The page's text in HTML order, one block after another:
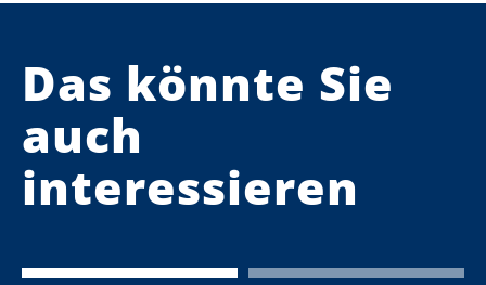
Das könnte Sie
auch
interessieren